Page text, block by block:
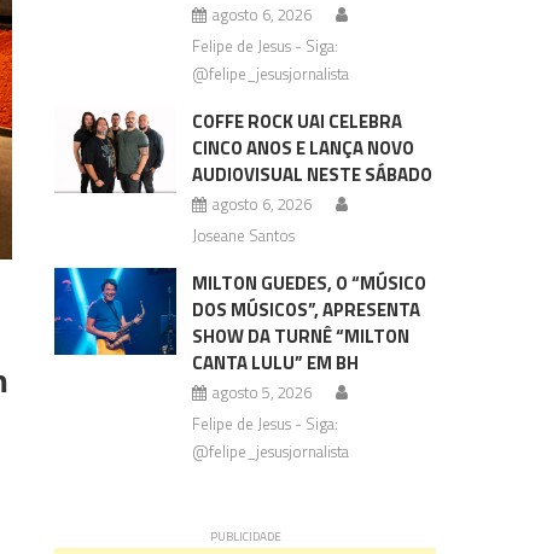
agosto 6, 2026
Felipe de Jesus - Siga:
@felipe_jesusjornalista
COFFE ROCK UAI CELEBRA
CINCO ANOS E LANÇA NOVO
AUDIOVISUAL NESTE SÁBADO
agosto 6, 2026
Joseane Santos
MILTON GUEDES, O “MÚSICO
DOS MÚSICOS”, APRESENTA
SHOW DA TURNÊ “MILTON
CANTA LULU” EM BH
agosto 5, 2026
Felipe de Jesus - Siga:
@felipe_jesusjornalista